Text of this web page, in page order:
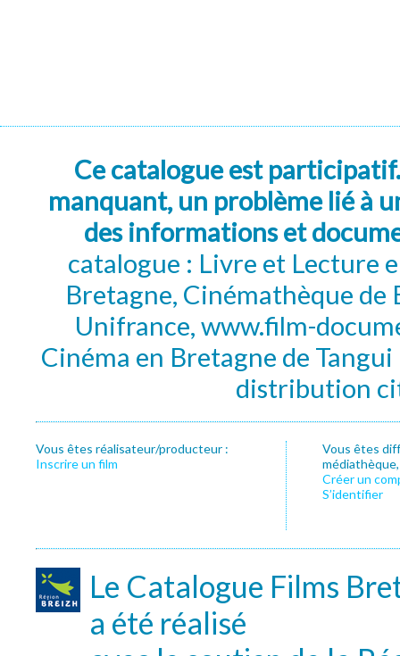
Ce catalogue est
manquant, un problème lié à
des informations et
catalogue : Livre et Lecture
Bretagne, Cinémathèque de
Unifrance, www.film-
Cinéma en Bretagne de
distribution
Vous êtes réalisateur/producteur :
Inscrire un film
Vous êtes
Créer un
S’identifier
Le Catalogue Films
a été réalisé